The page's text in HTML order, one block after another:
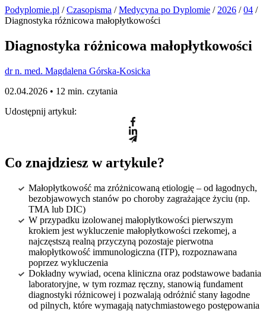
Podyplomie.pl /Czasopisma /Medycyna po Dyplomie / 2026 /04 /
Diagnostyka różnicowa małopłytkowości
Diagnostyka różnicowa małopłytkowości
dr n. med. Magdalena Górska-Kosicka
02.04.2026 • 12 min. czytania
Udostępnij artykuł:
Co znajdziesz w artykule?
Małopłytkowość ma zróżnicowaną etiologię – od łagodnych,
bezobjawowych stanów po choroby zagrażające życiu (np.
TMA lub DIC)
W przypadku izolowanej małopłytkowości pierwszym
krokiem jest wykluczenie małopłytkowości rzekomej, a
najczęstszą realną przyczyną pozostaje pierwotna
małopłytkowość immunologiczna (ITP), rozpoznawana
poprzez wykluczenia
Dokładny wywiad, ocena kliniczna oraz podstawowe badania
laboratoryjne, w tym rozmaz ręczny, stanowią fundament
diagnostyki różnicowej i pozwalają odróżnić stany łagodne
od pilnych, które wymagają natychmiastowego postępowania